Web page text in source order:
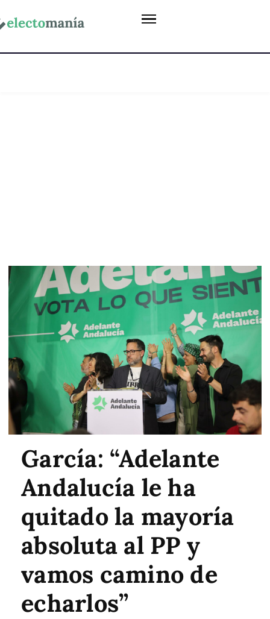
García: “Adelante
Andalucía le ha
quitado la mayoría
absoluta al PP y
vamos camino de
echarlos”